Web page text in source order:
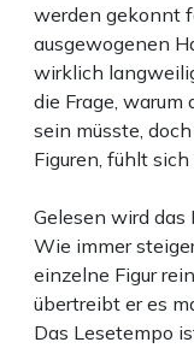
werden gekonnt
ausgewogenen
wirklich
die Frage, warum
sein müsste,
Figuren, fühlt
Gelesen wird
Wie immer
einzelne Figur
übertreibt er es
Das Lesetempo